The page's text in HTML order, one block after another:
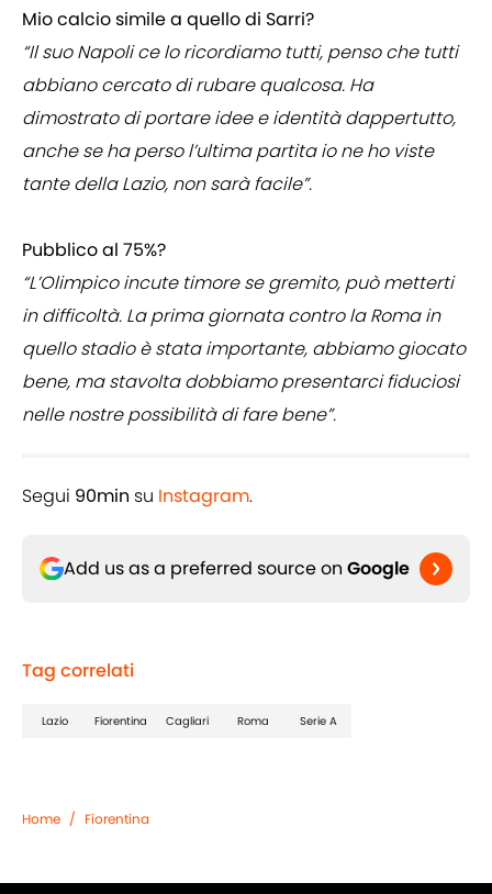
Mio calcio simile a quello di Sarri?
“Il suo Napoli ce lo ricordiamo tutti, penso che tutti
abbiano cercato di rubare qualcosa. Ha
dimostrato di portare idee e identità dappertutto,
anche se ha perso l’ultima partita io ne ho viste
tante della Lazio, non sarà facile”.
Pubblico al 75%?
“L’Olimpico incute timore se gremito, può metterti
in difficoltà. La prima giornata contro la Roma in
quello stadio è stata importante, abbiamo giocato
bene, ma stavolta dobbiamo presentarci fiduciosi
nelle nostre possibilità di fare bene”.
Segui 90min su Instagram.
Add us as a preferred source on Google
Tag correlati
Lazio Fiorentina Cagliari Roma Serie A
Home / Fiorentina